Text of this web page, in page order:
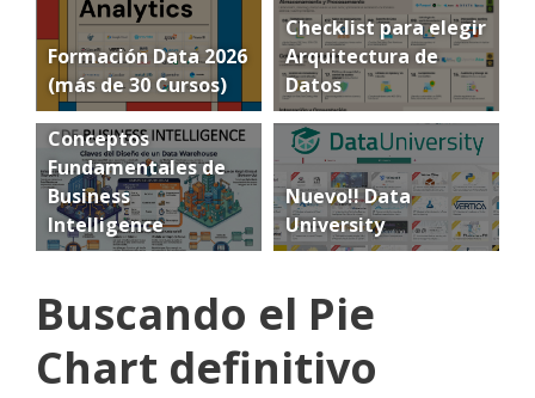
Formación Data 2026
(más de 30 Cursos)
Checklist para elegir
Arquitectura de
Datos
Conceptos
Fundamentales de
Business
Intelligence
Nuevo!! Data
University
Buscando el Pie
Chart definitivo